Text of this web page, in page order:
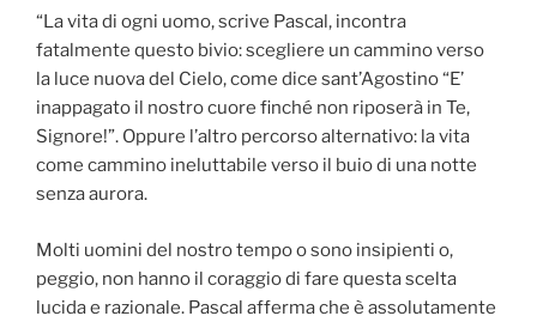
“La vita di ogni uomo, scrive Pascal, incontra
fatalmente questo bivio: scegliere un cammino verso
la luce nuova del Cielo, come dice sant’Agostino “E’
inappagato il nostro cuore finché non riposerà in Te,
Signore!”. Oppure l’altro percorso alternativo: la vita
come cammino ineluttabile verso il buio di una notte
senza aurora.
Molti uomini del nostro tempo o sono insipienti o,
peggio, non hanno il coraggio di fare questa scelta
lucida e razionale. Pascal afferma che è assolutamente